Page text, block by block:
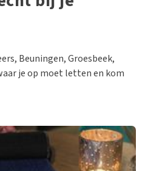
Beuningen, Groesbeek,
je op moet letten en kom